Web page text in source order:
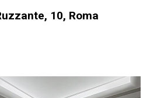
10, Roma